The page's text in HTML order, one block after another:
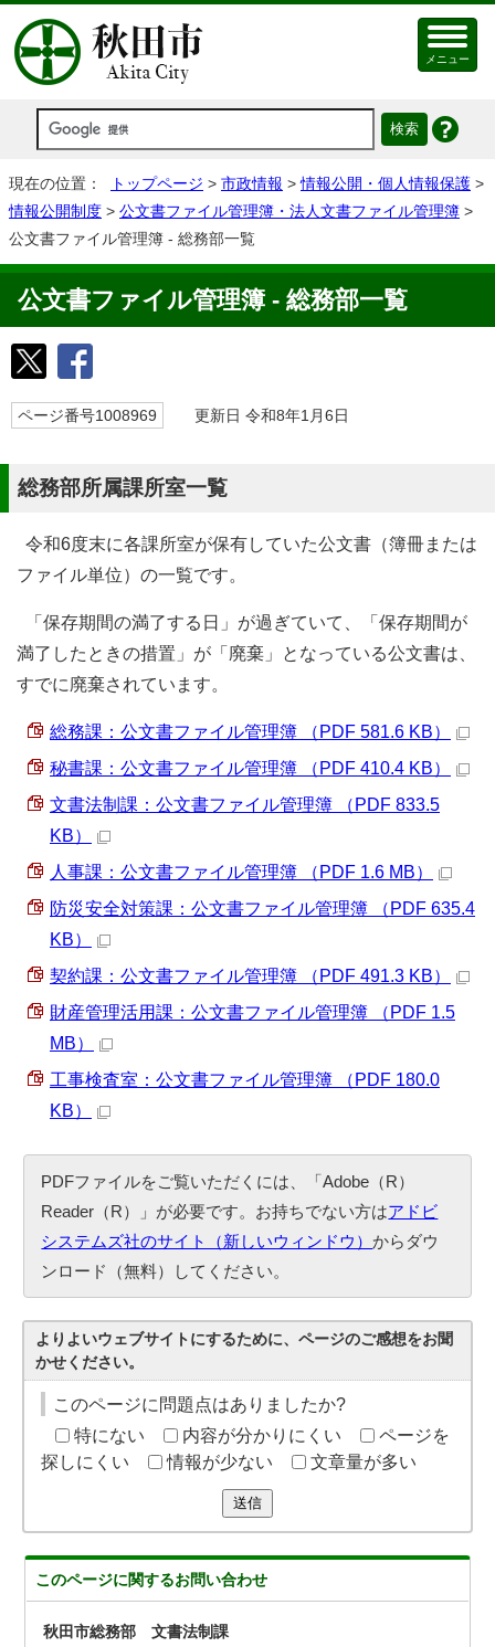
メニュー
現在の位置： トップページ > 市政情報 >情報公開・個人情報保護 >
情報公開制度 > 公文書ファイル管理簿・法人文書ファイル管理簿 >
公文書ファイル管理簿 - 総務部一覧
公文書ファイル管理簿 - 総務部一覧
ページ番号1008969 更新日 令和8年1月6日
総務部所属課所室一覧
令和6度末に各課所室が保有していた公文書（簿冊または
ファイル単位）の一覧です。
「保存期間の満了する日」が過ぎていて、「保存期間が
満了したときの措置」が「廃棄」となっている公文書は、
すでに廃棄されています。
総務課：公文書ファイル管理簿 （PDF 581.6 KB）
秘書課：公文書ファイル管理簿 （PDF 410.4 KB）
文書法制課：公文書ファイル管理簿 （PDF 833.5
KB）
人事課：公文書ファイル管理簿 （PDF 1.6 MB）
防災安全対策課：公文書ファイル管理簿 （PDF 635.4
KB）
契約課：公文書ファイル管理簿 （PDF 491.3 KB）
財産管理活用課：公文書ファイル管理簿 （PDF 1.5
MB）
工事検査室：公文書ファイル管理簿 （PDF 180.0
KB）
PDFファイルをご覧いただくには、「Adobe（R）
Reader（R）」が必要です。お持ちでない方はアドビ
システムズ社のサイト（新しいウィンドウ）からダウ
ンロード（無料）してください。
よりよいウェブサイトにするために、ページのご感想をお聞
かせください。
このページに問題点はありましたか?
特にない
内容が分かりにくい
ページを
探しにくい
情報が少ない 文章量が多い
送信
このページに関するお問い合わせ
秋田市総務部 文書法制課